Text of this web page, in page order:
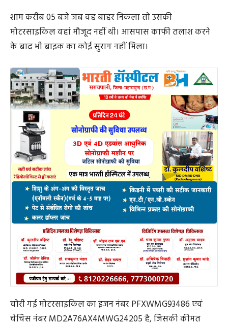
शाम करीब 05 बजे जब वह बाहर निकला तो उसकी
मोटरसाइकिल वहां मौजूद नहीं थी। आसपास काफी तलाश करने
के बाद भी बाइक का कोई सुराग नहीं मिला।